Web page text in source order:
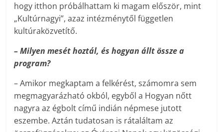
hogy itthon próbálhattam ki magam először, mint
„Kultúrnagyi”, azaz intézménytől független
kultúraközvetítő.
– Milyen mesét hoztál, és hogyan állt össze a
program?
– Amikor megkaptam a felkérést, számomra sem
megmagyarázható okból, egyből a Hogyan nőtt
nagyra az égbolt című indián népmese jutott
eszembe. Aztán tudatosan is rátaláltam az